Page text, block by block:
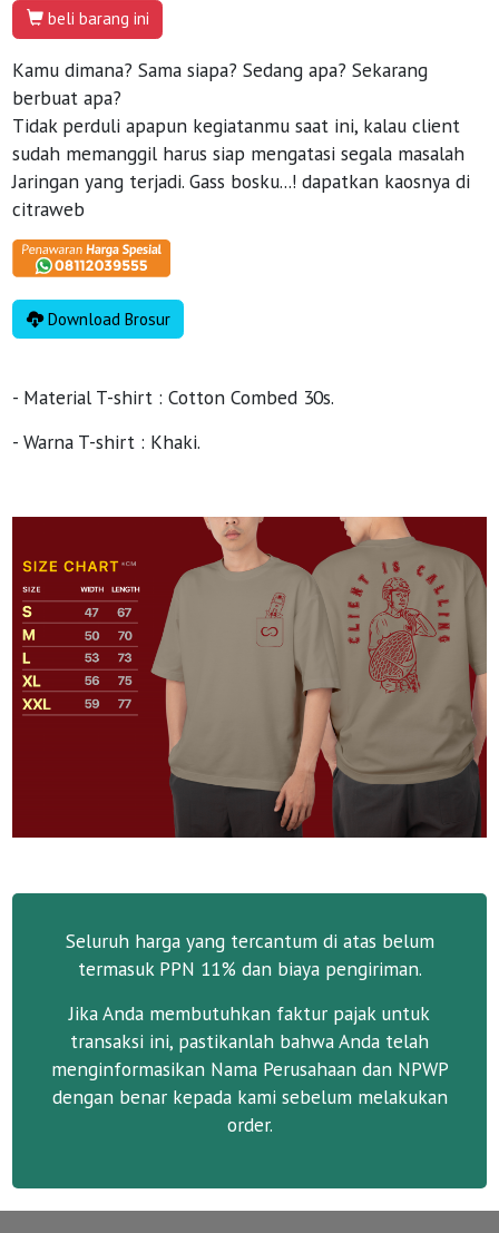
beli barang ini
Kamu dimana? Sama siapa? Sedang apa? Sekarang
berbuat apa?
Tidak perduli apapun kegiatanmu saat ini, kalau client
sudah memanggil harus siap mengatasi segala masalah
Jaringan yang terjadi. Gass bosku...! dapatkan kaosnya di
citraweb
Download Brosur
- Material T-shirt : Cotton Combed 30s.
- Warna T-shirt : Khaki.
Seluruh harga yang tercantum di atas belum
termasuk PPN 11% dan biaya pengiriman.
Jika Anda membutuhkan faktur pajak untuk
transaksi ini, pastikanlah bahwa Anda telah
menginformasikan Nama Perusahaan dan NPWP
dengan benar kepada kami sebelum melakukan
order.